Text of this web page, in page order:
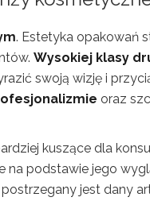
. Estetyka opakowań
Wysokiej klasy
swoją wizję i
oraz
kuszące dla
na podstawie jego
jest dany